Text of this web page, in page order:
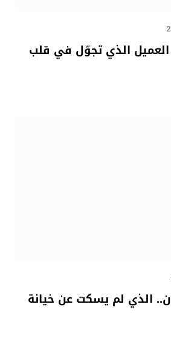
العميل الذي تجوّل في قلب
الذي لم يسكت عن خيانة